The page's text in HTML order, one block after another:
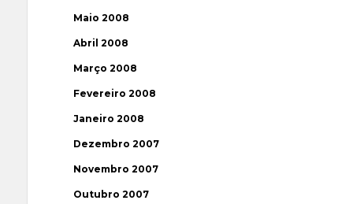
Maio 2008
Abril 2008
Março 2008
Fevereiro 2008
Janeiro 2008
Dezembro 2007
Novembro 2007
Outubro 2007